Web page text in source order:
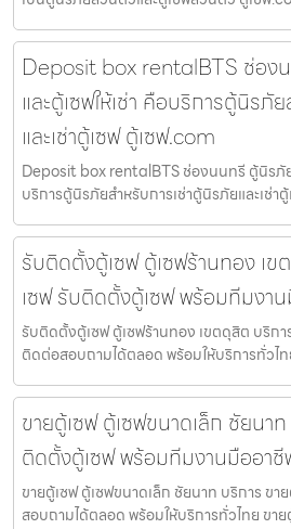
Deposit box rentalBTS ช่อง
และตู้เซฟให้เช่า คือบริการตู้นิรภั
และเช่าตู้เซฟ ตู้เซฟ.com
Deposit box rentalBTS ช่องนนทรี ตู้นิรภัย
บริการตู้นิรภัยสำหรับการเช่าตู้นิรภัยและเช่า
รับติดตั้งตู้เซฟ ตู้เซฟร้านทอง เ
เซฟ รับติดตั้งตู้เซฟ พร้อมทีมงา
รับติดตั้งตู้เซฟ ตู้เซฟร้านทอง เขตดุสิต บริก
ติดต่อสอบถามได้ตลอด พร้อมให้บริการทั่วไ
ขายตู้เซฟ ตู้เซฟขนาดเล็ก ชัยนา
ติดตั้งตู้เซฟ พร้อมทีมงานมืออาชี
ขายตู้เซฟ ตู้เซฟขนาดเล็ก ชัยนาท บริการ ข
สอบถามได้ตลอด พร้อมให้บริการทั่วไทย ขาย